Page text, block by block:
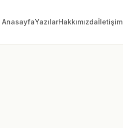
AnasayfaYazılarHakkımızdaİletişim